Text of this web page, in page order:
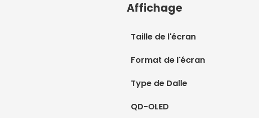
Affichage
Taille de l'écran
Format de l'écran
Type de Dalle
QD-OLED